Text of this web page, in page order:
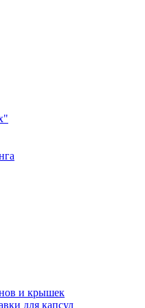
и крышек
для капсул